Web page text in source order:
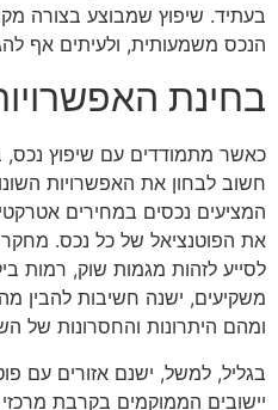
בעתיד. שיפוץ שמבוצע בצורה
הנכס משמעותית, ולעיתים אף
בחינת
כאשר מתמודדים עם שיפוץ נכס,
חשוב לבחון את האפשרויות
המציעים נכסים במחירים
את הפוטנציאל של כל נכס. מחקר
לסייע לזהות מגמות שוק, רמות
משקיעים, ישנה חשיבות להבין
ומהם היתרונות והחסרונות של
בגליל, למשל, ישנם אזורים עם
יישובים הממוקמים בקרבת מרכזי